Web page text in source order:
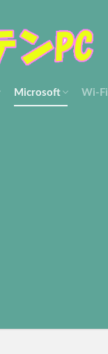
Microsoft Wi-Fi